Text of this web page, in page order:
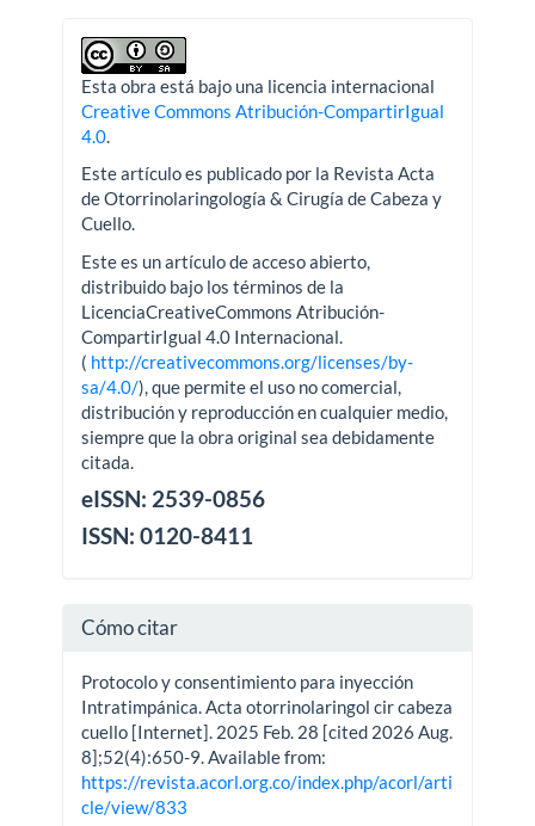
Esta obra está bajo una licencia internacional
Creative Commons Atribución-CompartirIgual
4.0
Este artículo es publicado por la Revista Acta
de Otorrinolaringología & Cirugía de Cabeza y
Cuello.
Este es un artículo de acceso abierto,
distribuido bajo los términos de la
LicenciaCreativeCommons Atribución-
CompartirIgual 4.0 Internacional.
( http://creativecommons.org/licenses/by-
sa/4.0/), que permite el uso no comercial,
distribución y reproducción en cualquier medio,
siempre que la obra original sea debidamente
citada.
eISSN: 2539-0856
ISSN: 0120-8411
Cómo citar
Protocolo y consentimiento para inyección
Intratimpánica. Acta otorrinolaringol cir cabeza
cuello [Internet]. 2025 Feb. 28 [cited 2026 Aug.
8];52(4):650-9. Available from:
https://revista.acorl.org.co/index.php/acorl/arti
cle/view/833